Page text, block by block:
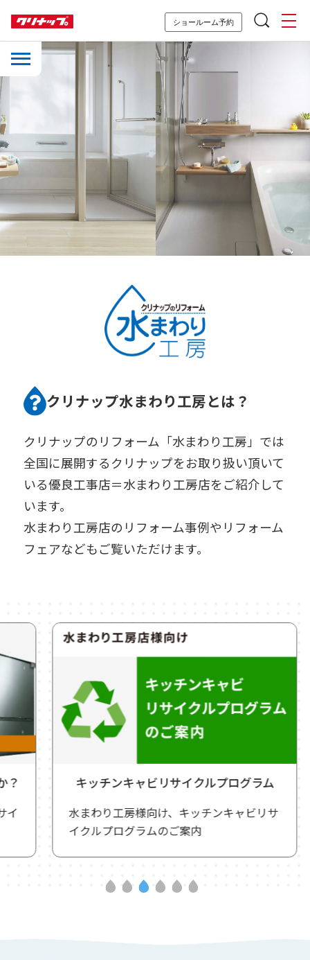
ショールーム予約
クリナップ水まわり工房とは？
クリナップのリフォーム「水まわり工房」では
全国に展開するクリナップをお取り扱い頂いて
いる優良工事店＝水まわり工房店をご紹介して
います。
水まわり工房店のリフォーム事例やリフォーム
フェアなどもご覧いただけます。
キッチンキャビリサイクルプログラム
水まわり工房様向け、キッチンキャビリサ
イクルプログラムのご案内